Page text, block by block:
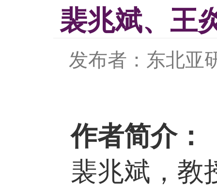
裴兆斌、王
发布者：东北亚
作者简介：
裴兆斌，教